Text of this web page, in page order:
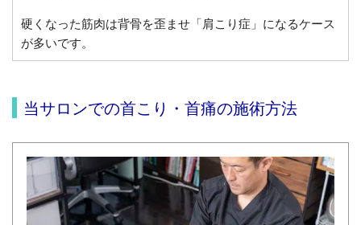
硬くなった筋肉は背骨を歪ませ「肩こり症」になるケース
が多いです。
当サロンでの首こり・首痛の施術方法